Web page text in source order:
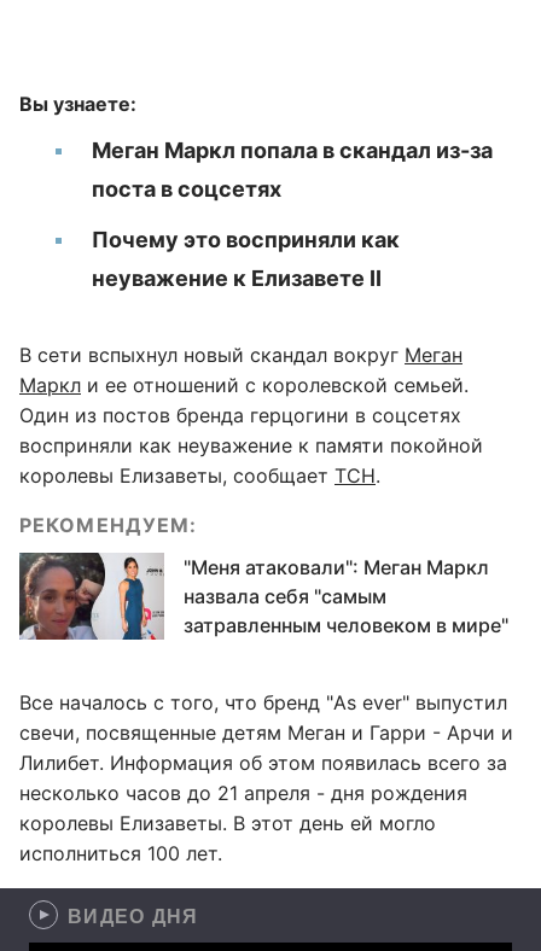
Вы узнаете:
Меган Маркл попала в скандал из-за
поста в соцсетях
Почему это восприняли как
неуважение к Елизавете II
В сети вспыхнул новый скандал вокруг Меган
Маркл и ее отношений с королевской семьей.
Один из постов бренда герцогини в соцсетях
восприняли как неуважение к памяти покойной
королевы Елизаветы, сообщает ТСН.
РЕКОМЕНДУЕМ:
"Меня атаковали": Меган Маркл
назвала себя "самым
затравленным человеком в мире"
Все началось с того, что бренд "As ever" выпустил
свечи, посвященные детям Меган и Гарри - Арчи и
Лилибет. Информация об этом появилась всего за
несколько часов до 21 апреля - дня рождения
королевы Елизаветы. В этот день ей могло
исполниться 100 лет.
ВИДЕО ДНЯ